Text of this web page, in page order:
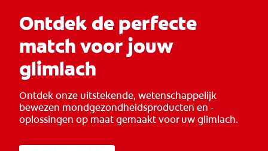
Ontdek de perfecte
match voor jouw
glimlach
Ontdek onze uitstekende, wetenschappelijk
bewezen mondgezondheidsproducten en -
oplossingen op maat gemaakt voor uw glimlach.